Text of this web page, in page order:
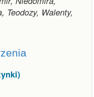
Teodozy, Walenty,